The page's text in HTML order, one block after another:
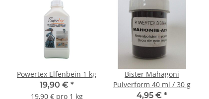
Powertex Elfenbein 1 kg
19,90 € *
19,90 € pro 1 kg
Bister Mahagoni
Pulverform 40 ml / 30 g
4,95 € *